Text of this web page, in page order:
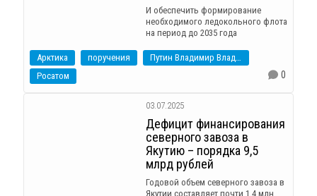
И обеспечить формирование
необходимого ледокольного флота
на период до 2035 года
Арктика поручения
Росатом
0
03.07.2025
Дефицит финансирования
северного завоза в
Якутию – порядка 9,5
млрд рублей
Годовой объем северного завоза в
Якутии составляет почти 1,4 млн